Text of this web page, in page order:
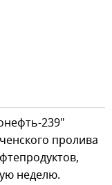
239"
пролива
неделю.